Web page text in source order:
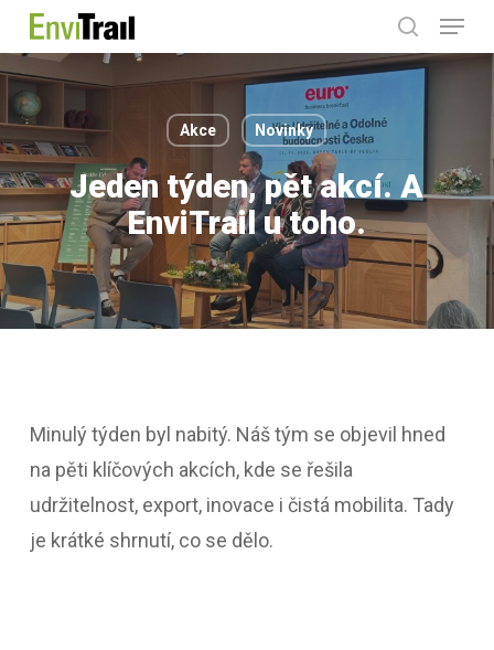
Skip
to
main
content
search
Menu
Akce Novinky
Jeden týden, pět akcí. A
EnviTrail u toho.
Minulý týden byl nabitý. Náš tým se objevil hned
na pěti klíčových akcích, kde se řešila
udržitelnost, export, inovace i čistá mobilita. Tady
je krátké shrnutí, co se dělo.